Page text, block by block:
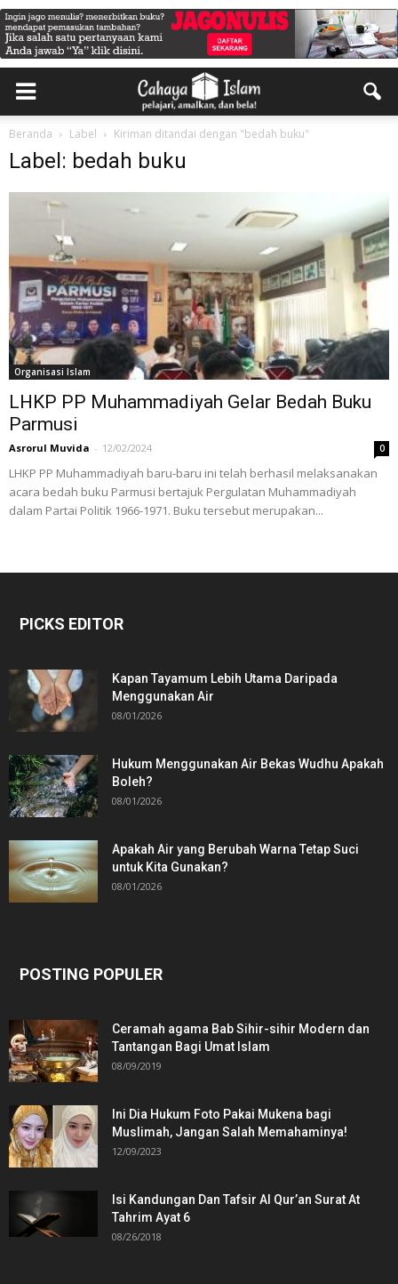
Beranda Label Kiriman ditandai dengan "bedah buku"
Label: bedah buku
Organisasi Islam
LHKP PP Muhammadiyah Gelar Bedah Buku
Parmusi
Asrorul Muvida - 12/02/2024 0
LHKP PP Muhammadiyah baru-baru ini telah berhasil melaksanakan
acara bedah buku Parmusi bertajuk Pergulatan Muhammadiyah
dalam Partai Politik 1966-1971. Buku tersebut merupakan...
PICKS EDITOR
Kapan Tayamum Lebih Utama Daripada
Menggunakan Air
08/01/2026
Hukum Menggunakan Air Bekas Wudhu Apakah
Boleh?
08/01/2026
Apakah Air yang Berubah Warna Tetap Suci
untuk Kita Gunakan?
08/01/2026
POSTING POPULER
Ceramah agama Bab Sihir-sihir Modern dan
Tantangan Bagi Umat Islam
08/09/2019
Ini Dia Hukum Foto Pakai Mukena bagi
Muslimah, Jangan Salah Memahaminya!
12/09/2023
Isi Kandungan Dan Tafsir Al Qur’an Surat At
Tahrim Ayat 6
08/26/2018